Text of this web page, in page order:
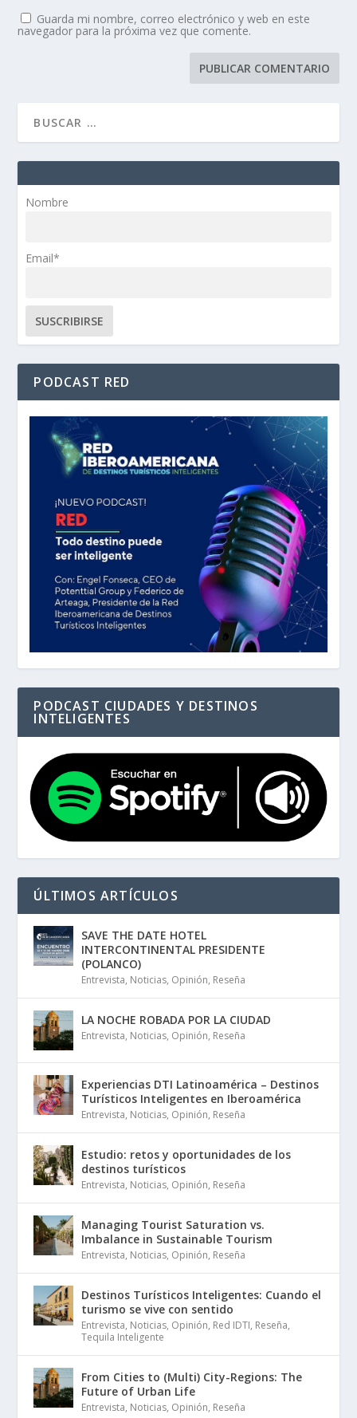
Guarda mi nombre, correo electrónico y web en este
navegador para la próxima vez que comente.
Nombre
Email*
PODCAST RED
PODCAST CIUDADES Y DESTINOS
INTELIGENTES
ÚLTIMOS ARTÍCULOS
SAVE THE DATE HOTEL
INTERCONTINENTAL PRESIDENTE
(POLANCO)
Entrevista, Noticias, Opinión, Reseña
LA NOCHE ROBADA POR LA CIUDAD
Entrevista, Noticias, Opinión, Reseña
Experiencias DTI Latinoamérica – Destinos
Turísticos Inteligentes en Iberoamérica
Entrevista, Noticias, Opinión, Reseña
Estudio: retos y oportunidades de los
destinos turísticos
Entrevista, Noticias, Opinión, Reseña
Managing Tourist Saturation vs.
Imbalance in Sustainable Tourism
Entrevista, Noticias, Opinión, Reseña
Destinos Turísticos Inteligentes: Cuando el
turismo se vive con sentido
Entrevista, Noticias, Opinión, Red IDTI, Reseña,
Tequila Inteligente
From Cities to (Multi) City-Regions: The
Future of Urban Life
Entrevista, Noticias, Opinión, Reseña